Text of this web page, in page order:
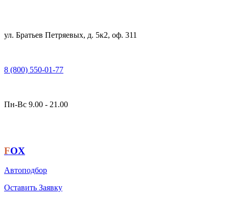
ул. Братьев Петряевых, д. 5к2, оф. 311
8 (800) 550-01-77
Пн-Вс 9.00 - 21.00
FOX
Автоподбор
Оставить Заявку